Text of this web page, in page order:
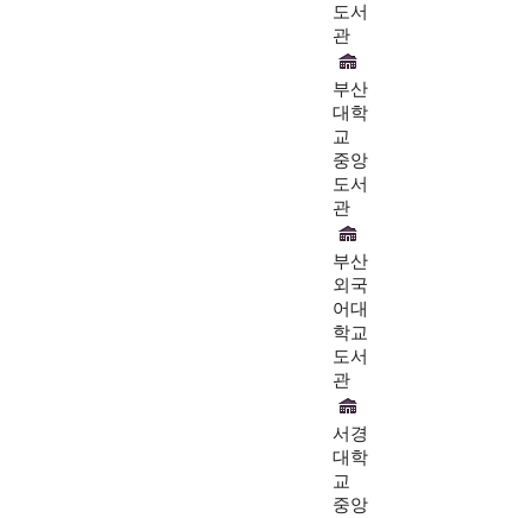
도서
관
부산
대학
교
중앙
도서
관
부산
외국
어대
학교
도서
관
서경
대학
교
중앙